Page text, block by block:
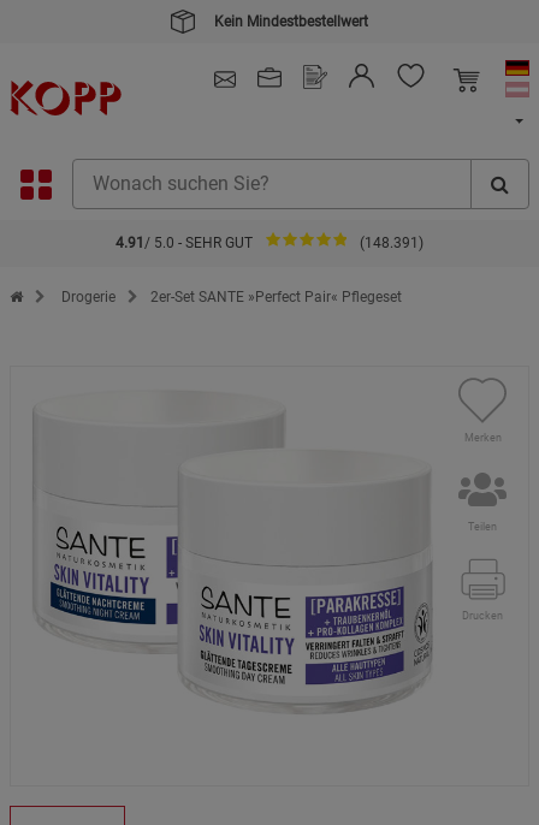
Kein Mindestbestellwert
4.91 / 5.0 - SEHR GUT (148.391)
Zur Startseite des Kopp Verlag Online-Shop
Drogerie 2er-Set SANTE »Perfect Pair« Pflegeset
Merken
Teilen
Drucken